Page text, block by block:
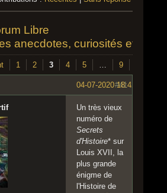
Libre
anecdotes, curiosités et
1 2 3 4 5 … 9
#41
04-07-2020 18:42:58
Un très vieux
numéro de
Secrets
d'Histoire* sur
Louis XVII, la
plus grande
énigme de
l'Histoire de